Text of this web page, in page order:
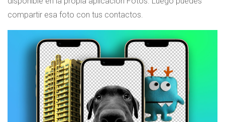
compartir esa foto con tus contactos.